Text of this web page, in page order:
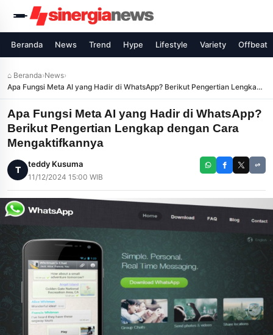
Beranda News Trend Hype Lifestyle Variety Offbeat
⌂ Beranda›News›
Apa Fungsi Meta AI yang Hadir di WhatsApp? Berikut Pengertian Lengkap
dengan Cara Mengaktifkannya
Apa Fungsi Meta AI yang Hadir di WhatsApp?
Berikut Pengertian Lengkap dengan Cara
Mengaktifkannya
T
teddy Kusuma
11/12/2024 15:00 WIB